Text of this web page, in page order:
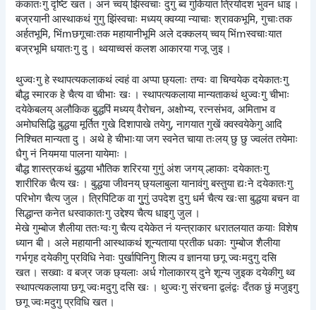
कंकातःगु दृष्टि खत । अनं च्वय् झिंस्वचाः दुगु ब्व गुकियात त्रियोदश भुवन धाइ ।
बज्रयानी आस्थाकथं गुगु झिंस्वचाः मध्यय् क्वय्या न्याचाः श्रावकभूमि, गुचाःतक
अर्हतभूमि, भिंmछगूचाःतक महायानीभूमि अले दक्कलय् च्वय् भिंmस्वचाःयात
बज्रभूमि धयातःगु दु । थ्वयाच्वसं कलश आकारया गजू जुइ ।
थुज्वःगु हे स्थापत्यकलाकथं ल्वहं वा अप्पा छ्यलाः तग्वः वा चिग्वयेक दयेकातःगु
बौद्ध स्मारक हे चैत्य वा चीभाः खः । स्थापत्यकलाया मान्यताकथं थुज्वःगु चीभाः
दयेकेबलय् अलौकिक बुद्धपिं मध्यय् वैरोचन, अक्षोभ्य, रत्नसंभव, अमिताभ व
अमोघसिद्धि बुद्धया मूर्तित गुखे दिशापाखे तयेगु, नागयात गुखें क्वस्वयेकेगु आदि
निश्चित मान्यता दु । अथे हे चीभाःया जग स्वनेत चाया तःलय् छु छु ज्वलंत तयेमाः
धैगु नं नियमया पालना यायेमाः ।
बौद्ध शास्त्रकथं बुद्धया भौतिक शरिरया गुगुं अंश जगय् ल्हाकाः दयेकातःगु
शारीरिक चैत्य खः । बुद्धया जीवनय् छ्यलाबुला यानावंगु बस्तुया द्यःने दयेकातःगु
परिभोग चैत्य जुल । त्रिपिटिक वा गुुगुं उपदेश दुगु धर्म चैत्य खःसा बुद्धया बचन वा
सिद्धान्त कनेत धस्वाकातःगु उद्देश्य चैत्य धाइगु जुल ।
मेखे गुम्बोज शैलीया ततःग्वःगु चैत्य दयेकेत नं यन्त्राकार धरातलयात कयाः विशेष
ध्यान बी । अले महायानी आस्थाकथं शून्यताया प्रतीक धकाः गुम्बोज शैलीया
गर्भगृह दयेकीगु प्रविधि नेवाः पुर्खापिनिगु शिल्प व ज्ञानया छगू ज्वःमदुगु दसि
खत । सख्वाः व बज्र जक छ्यलाः अर्ध गोलाकारय् दुने शून्य जुइक दयेकीगु थ्व
स्थापत्यकलाया छगू ज्वःमदुगु दसि खः । थुज्वःगु संरचना द्वलंद्वः दँतक छुं मजुइगु
छगू ज्वःमदुगु प्रविधि खत ।